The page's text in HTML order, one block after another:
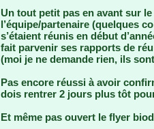
Un tout petit pas en avant sur
l’équipe/partenaire (quelques
s’étaient réunis en début
fait parvenir ses rapports de
(moi je ne demande rien, ils
Pas encore réussi à avoir
dois rentrer 2 jours plus tôt
Et même pas ouvert le flyer